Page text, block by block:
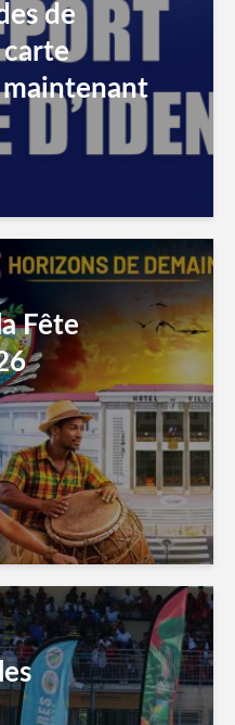
de
carte
maintenant
Fête